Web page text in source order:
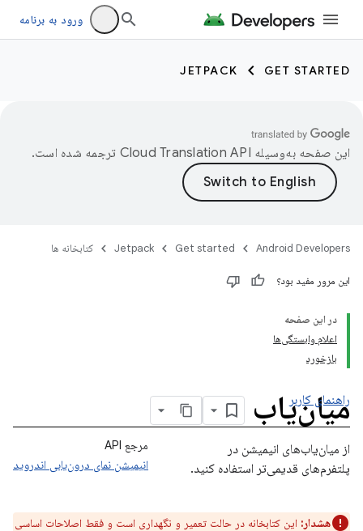
ورود به برنامه
GET STARTED
JETPACK
این صفحه به‌وسیله ترجمه شده است.
Android Developers
Get started
Jetpack کتابخانه ها
این مرور مفید بود؟
در این صفحه
اعلام وابستگی‌ها
بازخورد
میان‌یاب
راهنمای کاربر
مرجع API
انیمیشن نمای درون‌یابی اندروید
از میان‌یاب‌های انیمیشن در
پلتفرم‌های قدیمی‌تر استفاده کنید.
هشدار: این کتابخانه در حالت تعمیر و نگهداری است و فقط اصلاحات اساسی